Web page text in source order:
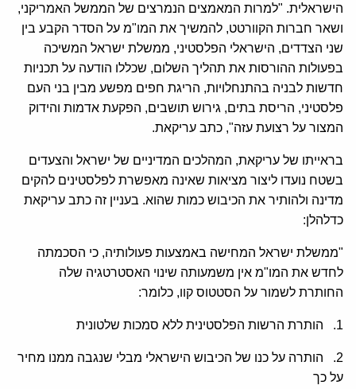
הישראלית. "למרות המאמצים הנמרצים של הממשל האמריקני,
ושאר חברות הקוורטט, להמשיך את המו"מ על הסדר הקבע בין
שני הצדדים, הישראלי הפלסטיני, ממשלת ישראל המשיכה
בפעולות ההורסות את תהליך השלום, שכללו הודעה על תכניות
חדשות לבניה בהתנחלויות, הריגת חפים מפשע מבין בני העם
פלסטיני, הריסת בתים, גירוש תושבים, הפקעת אדמות והידוק
המצור על רצועת עזה", כתב עריקאת.
בראייתו של עריקאת, המהלכים המדיניים של ישראל והצעדים
בשטח נועדו ליצור מציאות שאינה מאפשרת לפלסטינים להקים
מדינה ולהותיר את הכיבוש כמות שהוא. בעניין זה כתב עריקאת
כדלהלן:
"ממשלת ישראל המחישה באמצעות פעולותיה, כי הסכמתה
לחדש את המו"מ אין משמעותה שינוי האסטרטגיה שלה
החותרת לשמור על הסטטוס קוו, כלומר:
1. הותרת הרשות הפלסטינית ללא סמכות שלטונית
2. הותרה על כנו של הכיבוש הישראלי מבלי שנגבה ממנו מחיר
על כך